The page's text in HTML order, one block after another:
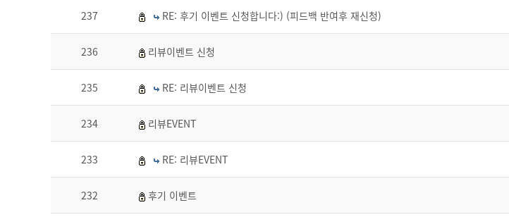
237 RE: 후기 이벤트 신청합니다:) (피드백 반여후 재신청)
236 리뷰이벤트 신청
235 RE: 리뷰이벤트 신청
234 리뷰EVENT
233 RE: 리뷰EVENT
232 후기 이벤트